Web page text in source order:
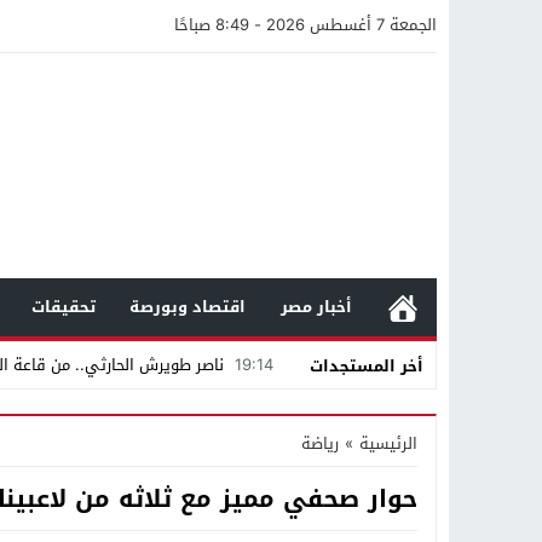
الجمعة 7 أغسطس 2026 - 8:49 صباحًا
أخبار مصر اقتصاد وبورصة تحقيقات
أخر المستجدات
19:14 ناصر طويرش الحارثي.. من قاعة
21:40 مواطن كويتي يقع ضحية عملية
18:16 وليد منصور يتفاوض مع نجمة
الرئيسية » رياضة
حوار صحفي مميز مع ثلاثه من لاعبينا